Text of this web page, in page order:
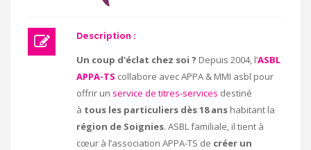
Description :
Un coup d'éclat chez soi ? Depuis 2004, l’ASBL
APPA-TS collabore avec APPA & MMI asbl pour
offrir un service de titres-services destiné
à tous les particuliers dès 18 ans habitant la
région de Soignies. ASBL familiale, il tient à
cœur à l’association APPA-TS de créer un